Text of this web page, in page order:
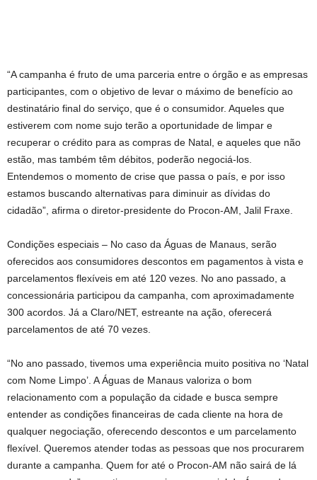
“A campanha é fruto de uma parceria entre o órgão e as empresas
participantes, com o objetivo de levar o máximo de benefício ao
destinatário final do serviço, que é o consumidor. Aqueles que
estiverem com nome sujo terão a oportunidade de limpar e
recuperar o crédito para as compras de Natal, e aqueles que não
estão, mas também têm débitos, poderão negociá-los.
Entendemos o momento de crise que passa o país, e por isso
estamos buscando alternativas para diminuir as dívidas do
cidadão”, afirma o diretor-presidente do Procon-AM, Jalil Fraxe.
Condições especiais – No caso da Águas de Manaus, serão
oferecidos aos consumidores descontos em pagamentos à vista e
parcelamentos flexíveis em até 120 vezes. No ano passado, a
concessionária participou da campanha, com aproximadamente
300 acordos. Já a Claro/NET, estreante na ação, oferecerá
parcelamentos de até 70 vezes.
“No ano passado, tivemos uma experiência muito positiva no ‘Natal
com Nome Limpo’. A Águas de Manaus valoriza o bom
relacionamento com a população da cidade e busca sempre
entender as condições financeiras de cada cliente na hora de
qualquer negociação, oferecendo descontos e um parcelamento
flexível. Queremos atender todas as pessoas que nos procurarem
durante a campanha. Quem for até o Procon-AM não sairá de lá